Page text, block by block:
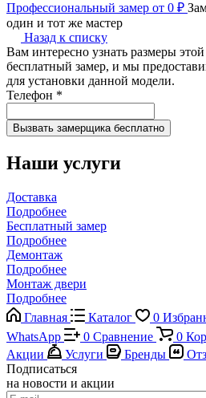
Профессиональный замер от 0 ₽
один и тот же мастер
Назад к списку
Вам интересно узнать размеры
бесплатный замер, и мы
для установки данной модели.
Телефон *
Наши услуги
Доставка
Подробнее
Бесплатный замер
Подробнее
Демонтаж
Подробнее
Монтаж двери
Подробнее
Главная
Каталог 0
WhatsApp
0 Сравнение 0
Акции
Услуги Бренды
Подписаться
на новости и акции